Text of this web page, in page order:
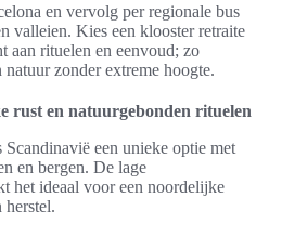
en vervolg per regionale bus
valleien. Kies een klooster retraite
aan rituelen en eenvoud; zo
zonder extreme hoogte.
rust en natuurgebonden rituelen
een unieke optie met
en bergen. De lage
het ideaal voor een noordelijke
herstel.